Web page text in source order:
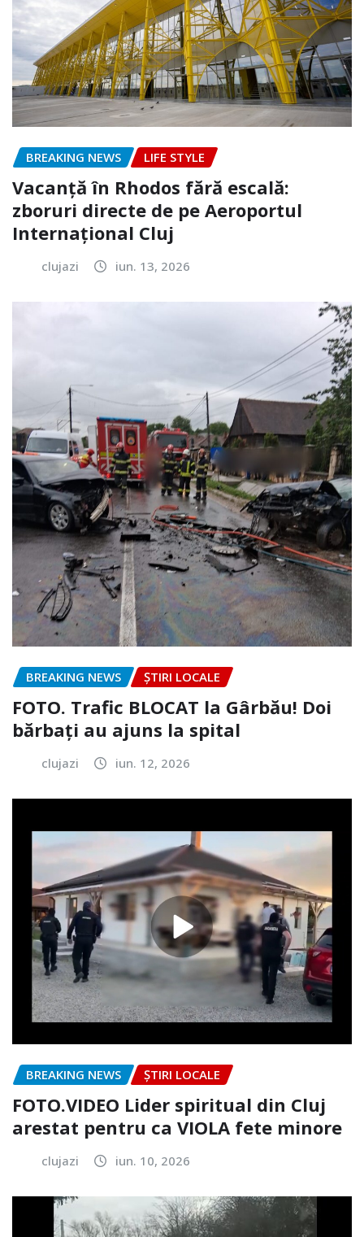
BREAKING NEWS LIFE STYLE
Vacanță în Rhodos fără escală:
zboruri directe de pe Aeroportul
Internațional Cluj
clujazi iun. 13, 2026
BREAKING NEWS ȘTIRI LOCALE
FOTO. Trafic BLOCAT la Gârbău! Doi
bărbați au ajuns la spital
clujazi iun. 12, 2026
BREAKING NEWS ȘTIRI LOCALE
FOTO.VIDEO Lider spiritual din Cluj
arestat pentru ca VIOLA fete minore
clujazi iun. 10, 2026